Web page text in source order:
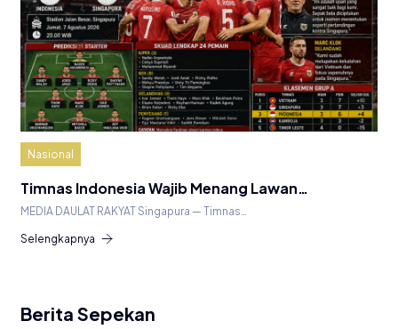
Nasional
Timnas Indonesia Wajib Menang Lawan…
MEDIA DAULAT RAKYAT Singapura — Timnas…
Selengkapnya
Berita Sepekan